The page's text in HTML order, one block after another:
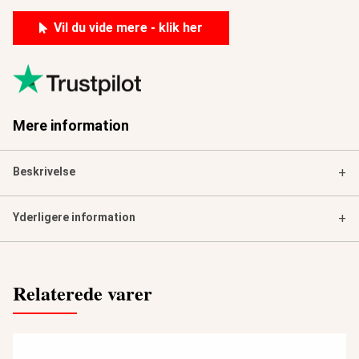
Vil du vide mere - klik her
Mere information
Beskrivelse +
Yderligere information +
Relaterede varer